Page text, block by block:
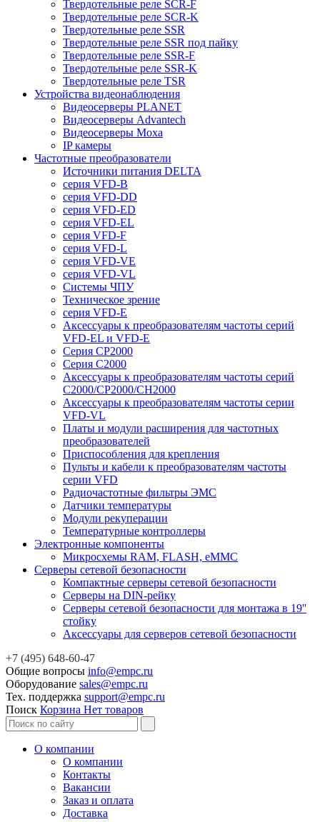
Твердотельные реле SCR-F
Твердотельные реле SCR-K
Твердотельные реле SSR
Твердотельные реле SSR под пайку
Твердотельные реле SSR-F
Твердотельные реле SSR-K
Твердотельные реле TSR
Устройства видеонаблюдения
Видеосерверы PLANET
Видеосерверы Advantech
Видеосерверы Moxa
IP камеры
Частотные преобразователи
Источники питания DELTA
серия VFD-B
серия VFD-DD
серия VFD-ED
серия VFD-EL
серия VFD-F
серия VFD-L
серия VFD-VE
серия VFD-VL
Системы ЧПУ
Техническое зрение
серия VFD-E
Аксессуары к преобразователям частоты серий
VFD-EL и VFD-E
Серия CP2000
Серия C2000
Аксессуары к преобразователям частоты серий
С2000/CP2000/CH2000
Аксессуары к преобразователям частоты серии
VFD-VL
Платы и модули расширения для частотных
преобразователей
Приспособления для крепления
Пульты и кабели к преобразователям частоты
серии VFD
Радиочастотные фильтры ЭМС
Датчики температуры
Модули рекуперации
Температурные контроллеры
Электронные компоненты
Микросхемы RAM, FLASH, eMMC
Серверы сетевой безопасности
Компактные серверы сетевой безопасности
Серверы на DIN-рейку
Серверы сетевой безопасности для монтажа в 19''
стойку
Аксессуары для серверов сетевой безопасности
+7 (495) 648-60-47
Общие вопросы info@empc.ru
Оборудование sales@empc.ru
Тех. поддержка support@empc.ru
Поиск Корзина Нет товаров
О компании
О компании
Контакты
Вакансии
Заказ и оплата
Доставка